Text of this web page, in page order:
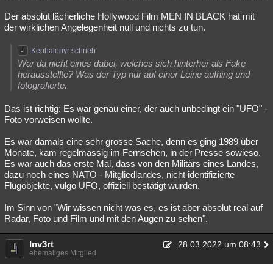
Der absolut lächerliche Hollywood Film MEN IN BLACK hat mit
der wirklichen Angelegenheit null und nichts zu tun.
Kephalopyr schrieb:
War da nicht eines dabei, welches sich hinterher als Fake
herausstellte? Was der Typ nur auf einer Leine aufhing und
fotografierte.
Das ist richtig: Es war genau einer, der auch unbedingt ein "UFO" -
Foto vorweisen wollte.
Es war damals eine sehr grosse Sache, denn es ging 1989 über
Monate, kam regelmässig im Fernsehen, in der Presse sowieso.
Es war auch das erste Mal, dass von den Militärs eines Landes,
dazu noch eines NATO - Mitgliedlandes, nicht identifizierte
Flugobjekte, vulgo UFO, offiziell bestätigt wurden.
Im Sinn von "Wir wissen nicht was es, es ist aber absolut real auf
Radar, Foto und Film und mit den Augen zu sehen".
Inv3rt 28.03.2022 um 08:43
ehemaliges Mitglied